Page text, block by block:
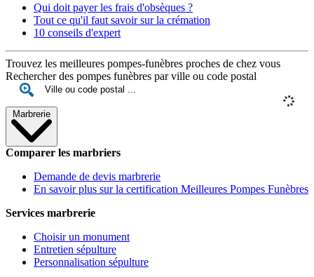
Qui doit payer les frais d'obsèques ?
Tout ce qu'il faut savoir sur la crémation
10 conseils d'expert
Trouvez les meilleures pompes-funèbres proches de chez vous
Rechercher des pompes funèbres par ville ou code postal
Marbrerie
Comparer les marbriers
Demande de devis marbrerie
En savoir plus sur la certification Meilleures Pompes Funèbres
Services marbrerie
Choisir un monument
Entretien sépulture
Personnalisation sépulture